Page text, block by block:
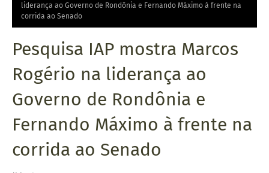
S
T
liderança ao Governo de Rondônia e Fernando Máximo à frente na
corrida ao Senado
Pesquisa IAP mostra Marcos
Rogério na liderança ao
Governo de Rondônia e
Fernando Máximo à frente na
corrida ao Senado